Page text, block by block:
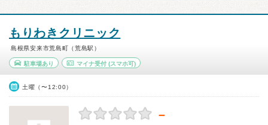
もりわきクリニック
島根県安来市荒島町（荒島駅）
駐車場あり マイナ受付(スマホ可)
土曜（〜12:00）
－